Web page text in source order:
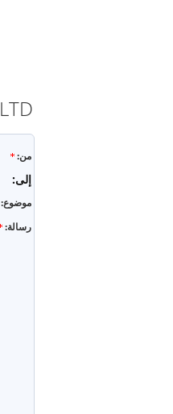
من:
إلى:
موضوع:
رسالة: